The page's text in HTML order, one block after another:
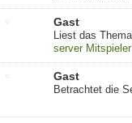
Gast
Liest das Thema
server
Gast
Betrachtet die